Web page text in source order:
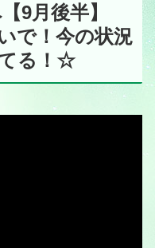
9月後半】
で！今の状況
る！☆